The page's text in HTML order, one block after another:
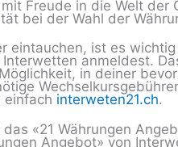
Freude in die Welt der
bei der Wahl der
eintauchen, ist es
anmeldest.
in deiner
einfach interweten21.ch.
«21 Währungen
Angebot» von